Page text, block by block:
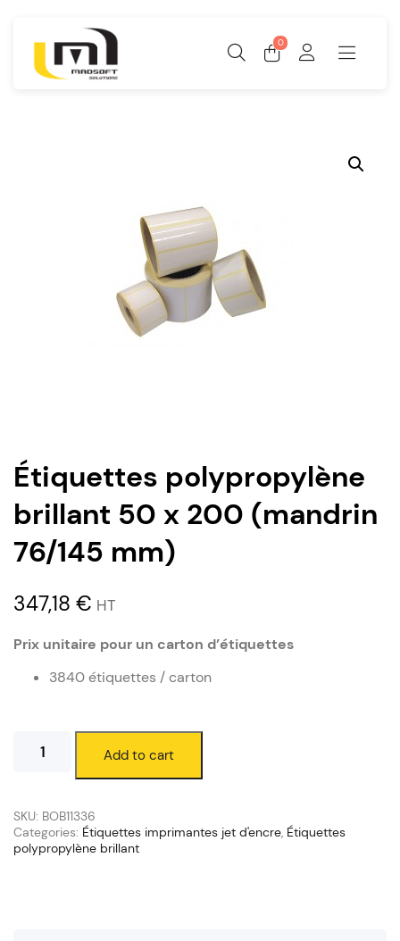
Étiquettes polypropylène
brillant 50 x 200 (mandrin
76/145 mm)
347,18 € HT
Prix unitaire pour un carton d’étiquettes
3840 étiquettes / carton
polypropylène
x
200
(mandrin
Add to cart
SKU: BOB11336
Categories: Étiquettes imprimantes jet d'encre, Étiquettes
polypropylène brillant